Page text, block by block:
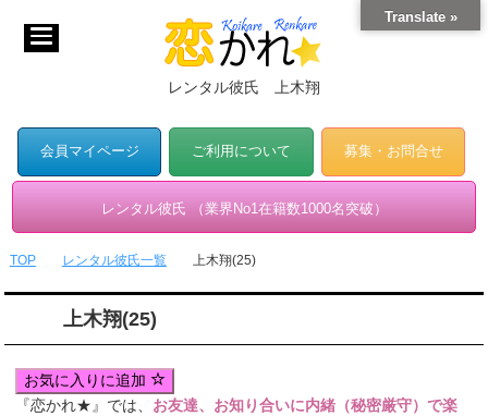
レンタル彼氏 上木翔
会員マイページ ご利用について 募集・お問合せ
レンタル彼氏 （業界No1在籍数1000名突破）
TOP レンタル彼氏一覧 上木翔(25)
上木翔(25)
お気に入りに追加
『恋かれ★』では、 お友達、お知り合いに内緒（秘密厳守）で楽
Translate »